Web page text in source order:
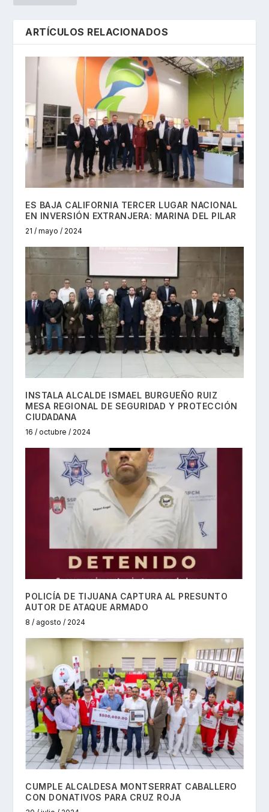
ARTÍCULOS RELACIONADOS
ES BAJA CALIFORNIA TERCER LUGAR NACIONAL
EN INVERSIÓN EXTRANJERA: MARINA DEL PILAR
21 / mayo / 2024
INSTALA ALCALDE ISMAEL BURGUEÑO RUIZ
MESA REGIONAL DE SEGURIDAD Y PROTECCIÓN
CIUDADANA
16 / octubre / 2024
POLICÍA DE TIJUANA CAPTURA AL PRESUNTO
AUTOR DE ATAQUE ARMADO
8 / agosto / 2024
CUMPLE ALCALDESA MONTSERRAT CABALLERO
CON DONATIVOS PARA CRUZ ROJA